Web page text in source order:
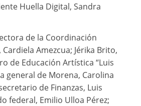
Huella Digital, Sandra
de la Coordinación
Amezcua; Jérika Brito,
de Educación Artística “Luis
general de Morena, Carolina
de Finanzas, Luis
federal, Emilio Ulloa Pérez;